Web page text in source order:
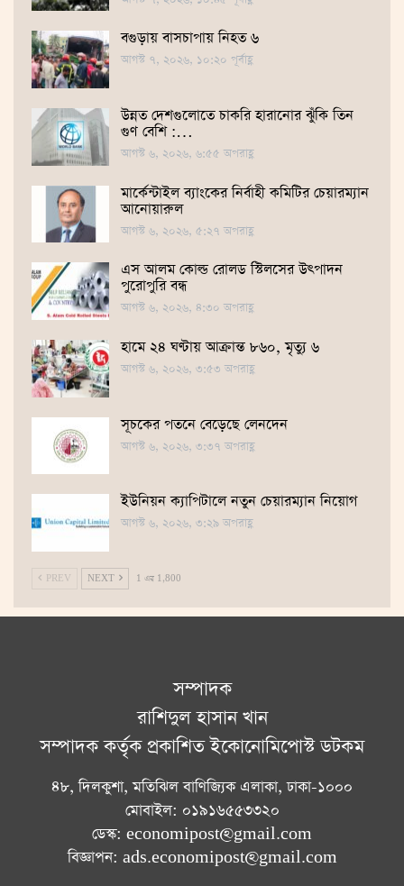
বগুড়ায় বাসচাপায় নিহত ৬
আগস্ট ৭, ২০২৬, ১০:২০ পূর্বাহ্ণ
উন্নত দেশগুলোতে চাকরি হারানোর ঝুঁকি তিন
গুণ বেশি :…
আগস্ট ৬, ২০২৬, ৬:৫৫ অপরাহ্ণ
মার্কেন্টাইল ব্যাংকের নির্বাহী কমিটির চেয়ারম্যান
আনোয়ারুল
আগস্ট ৬, ২০২৬, ৫:২৭ অপরাহ্ণ
এস আলম কোল্ড রোলড স্টিলসের উৎপাদন
পুরোপুরি বন্ধ
আগস্ট ৬, ২০২৬, ৪:৩০ অপরাহ্ণ
হামে ২৪ ঘণ্টায় আক্রান্ত ৮৬০, মৃত্যু ৬
আগস্ট ৬, ২০২৬, ৩:৫৩ অপরাহ্ণ
সূচকের পতনে বেড়েছে লেনদেন
আগস্ট ৬, ২০২৬, ৩:৩৭ অপরাহ্ণ
ইউনিয়ন ক্যাপিটালে নতুন চেয়ারম্যান নিয়োগ
আগস্ট ৬, ২০২৬, ৩:২৯ অপরাহ্ণ
PREV NEXT 1 এর 1,800
সম্পাদক
রাশিদুল হাসান খান
সম্পাদক কর্তৃক প্রকাশিত ইকোনোমিপোস্ট ডটকম
৪৮, দিলকুশা, মতিঝিল বাণিজ্যিক এলাকা, ঢাকা-১০০০
মোবাইল: ০১৯১৬৫৫৩৩২০
ডেস্ক: economipost@gmail.com
বিজ্ঞাপন: ads.economipost@gmail.com